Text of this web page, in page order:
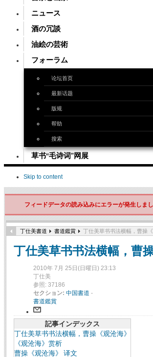
ニュース
酒の冗談
油絵の芸術
フォーラム
论坛首页
最新话题
版规
帮助
搜索
草书“毛诗词”网展
Skip to content
フィードデータの読み込みにエラーが発生しま
丁仕美書道 書道鑑賞 丁仕美草书书法横幅，曹操
丁仕美草书书法横幅，曹
2010年 7月 25日(日曜日) 23:13
丁仕美
参照: 37186
セクション: 中国書道 -
書道鑑賞
記事インデックス
丁仕美草书书法横幅，曹操《观沧海》
《观沧海》赏析
曹操《观沧海》 译文